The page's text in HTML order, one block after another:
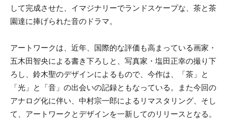
して完成させた、イマジナリーでランドスケープな、茶と茶
園達に捧げられた音のドラマ。
アートワークは、近年、国際的な評価も高まっている画家・
五木田智央による書き下ろしと、写真家・塩田正幸の撮り下
ろし、鈴木聖のデザインによるもので、今作は、「茶」と
「光」と「音」の出会いの記録ともなっている。また今回の
アナログ化に伴い、中村宗一郎によるリマスタリング、そし
て、アートワークとデザインを一新してのリリースとなる。